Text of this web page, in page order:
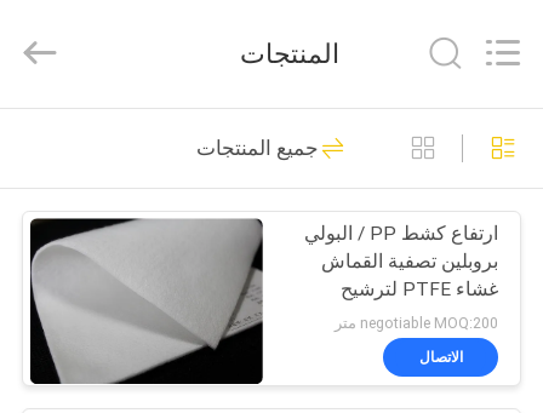
الصفحة
الرئيسية
منتجات
معلومات
Technology
Rights
قماش تصفية الغبار
48
23
المنتجات
جميع المنتجات
ارتفاع كشط PP / البولي
بروبلين تصفية القماش
غشاء PTFE لترشيح
السائل
negotiable MOQ:200 متر
الاتصال